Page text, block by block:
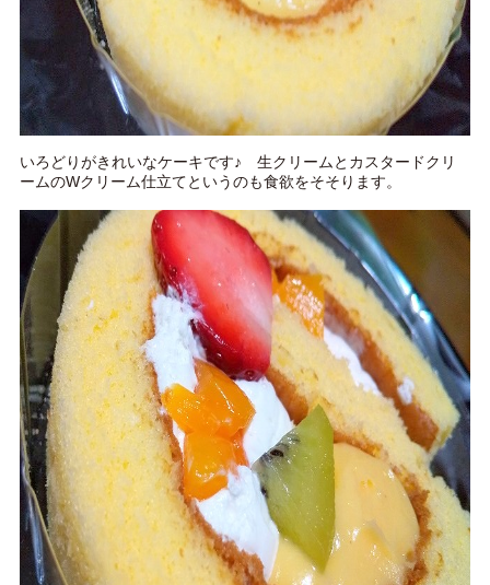
いろどりがきれいなケーキです♪ 生クリームとカスタードクリ
ームのWクリーム仕立てというのも食欲をそそります。